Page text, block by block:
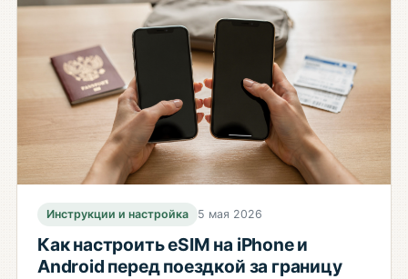
Инструкции и настройка 5 мая 2026
Как настроить eSIM на iPhone и
Android перед поездкой за границу